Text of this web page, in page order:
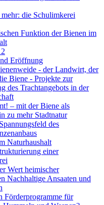
die Schulimkerei
Funktion der Bienen im
Eröffnung
- der Landwirt, der
Biene - Projekte zur
des Trachtangebots in der
– mit der Biene als
zu mehr Stadtnatur
des
Naturhaushalt
einer
Wert heimischer
Nachhaltige Ansaaten und
Förderprogramme für